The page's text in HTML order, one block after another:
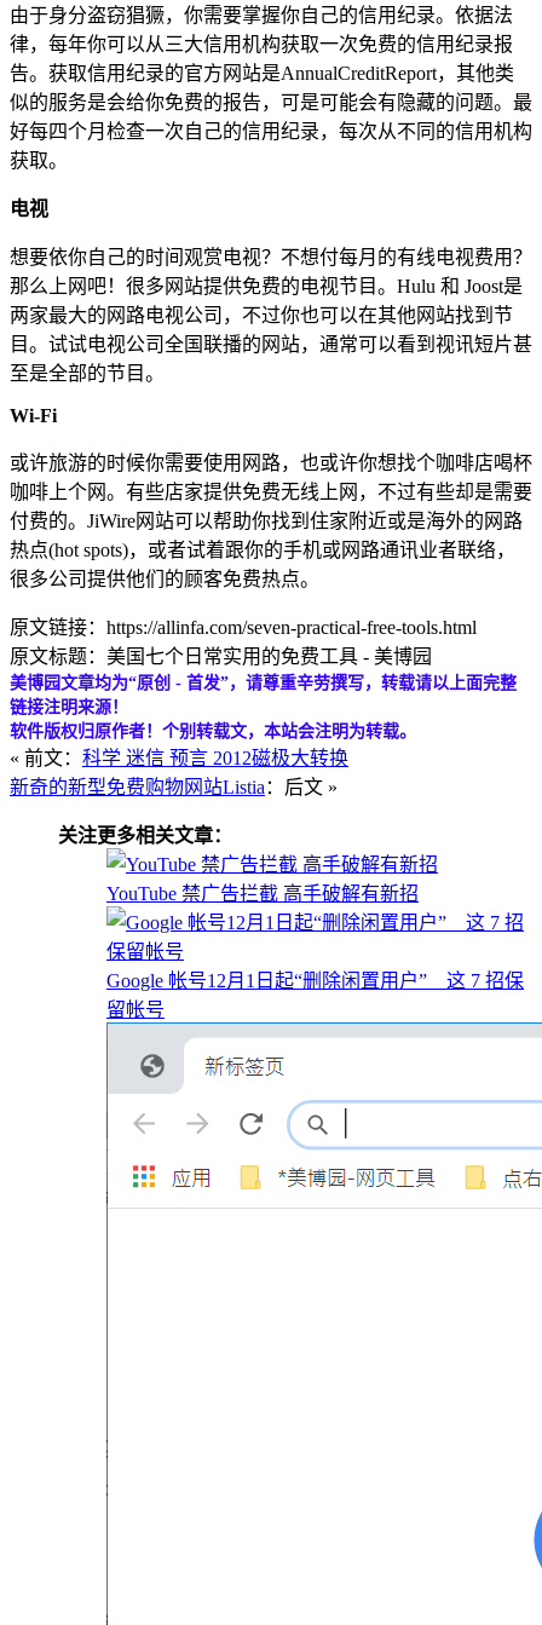
由于身分盗窃猖獗，你需要掌握你自己的信用纪录。依据法
律，每年你可以从三大信用机构获取一次免费的信用纪录报
告。获取信用纪录的官方网站是AnnualCreditReport，其他类
似的服务是会给你免费的报告，可是可能会有隐藏的问题。最
好每四个月检查一次自己的信用纪录，每次从不同的信用机构
获取。
电视
想要依你自己的时间观赏电视？不想付每月的有线电视费用？
那么上网吧！很多网站提供免费的电视节目。Hulu 和 Joost是
两家最大的网路电视公司，不过你也可以在其他网站找到节
目。试试电视公司全国联播的网站，通常可以看到视讯短片甚
至是全部的节目。
Wi-Fi
或许旅游的时候你需要使用网路，也或许你想找个咖啡店喝杯
咖啡上个网。有些店家提供免费无线上网，不过有些却是需要
付费的。JiWire网站可以帮助你找到住家附近或是海外的网路
热点(hot spots)，或者试着跟你的手机或网路通讯业者联络，
很多公司提供他们的顾客免费热点。
原文链接：https://allinfa.com/seven-practical-free-tools.html
原文标题：美国七个日常实用的免费工具 - 美博园
美博园文章均为“原创 - 首发”，请尊重辛劳撰写，转载请以上面完整
链接注明来源！
软件版权归原作者！个别转载文，本站会注明为转载。
« 前文： 科学 迷信 预言 2012磁极大转换
新奇的新型免费购物网站Listia ：后文 »
关注更多相关文章：
YouTube 禁广告拦截 高手破解有新招
Google 帐号12月1日起“删除闲置用户” 这 7 招保
留帐号